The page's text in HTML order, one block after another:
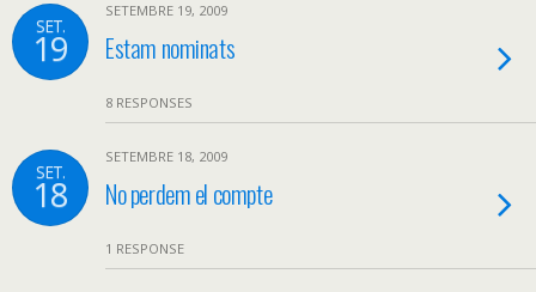
SET.
19
SETEMBRE 19, 2009
Estam nominats
8 RESPONSES
SET.
18
SETEMBRE 18, 2009
No perdem el compte
1 RESPONSE